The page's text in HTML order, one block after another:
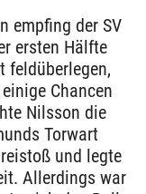
empfing der SV
ersten Hälfte
feldüberlegen,
Chancen
Nilsson die
Torwart
und legte
Allerdings war